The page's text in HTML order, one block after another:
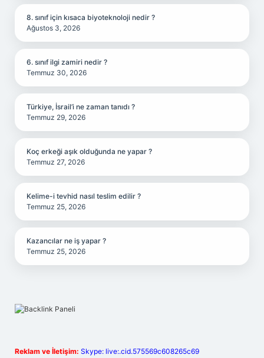
8. sınıf için kısaca biyoteknoloji nedir ?
Ağustos 3, 2026
6. sınıf ilgi zamiri nedir ?
Temmuz 30, 2026
Türkiye, İsrail’i ne zaman tanıdı ?
Temmuz 29, 2026
Koç erkeği aşık olduğunda ne yapar ?
Temmuz 27, 2026
Kelime-i tevhid nasıl teslim edilir ?
Temmuz 25, 2026
Kazancılar ne iş yapar ?
Temmuz 25, 2026
Reklam ve İletişim: Skype: live:.cid.575569c608265c69